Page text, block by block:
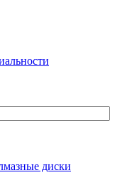
диски